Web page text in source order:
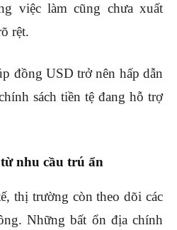
việc làm cũng chưa xuất
rệt.
đồng USD trở nên hấp dẫn
sách tiền tệ đang hỗ trợ
nhu cầu trú ẩn
thị trường còn theo dõi các
Những bất ổn địa chính